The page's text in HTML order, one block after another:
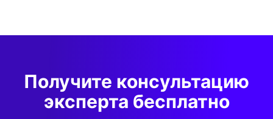
Получите консультацию
эксперта бесплатно